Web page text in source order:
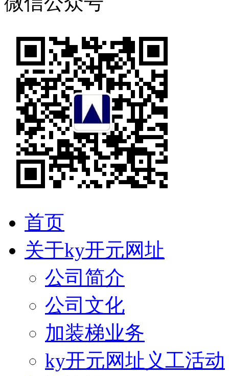
首页
关于ky开元网址
公司简介
公司文化
加装梯业务
ky开元网址义工活动